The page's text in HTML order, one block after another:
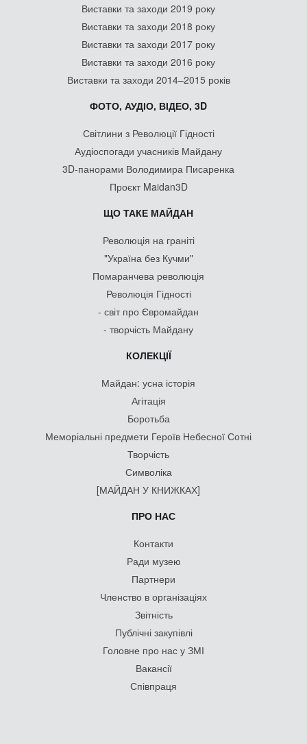
Виставки та заходи 2019 року
Виставки та заходи 2018 року
Виставки та заходи 2017 року
Виставки та заходи 2016 року
Виставки та заходи 2014–2015 років
ФОТО, АУДІО, ВІДЕО, 3D
Світлини з Революції Гідності
Аудіоспогади учасників Майдану
3D-панорами Володимира Писаренка
Проєкт Maidan3D
ЩО ТАКЕ МАЙДАН
Революція на граніті
"Україна без Кучми"
Помаранчева революція
Революція Гідності
- світ про Євромайдан
- творчість Майдану
КОЛЕКЦІЇ
Майдан: усна історія
Агітація
Боротьба
Меморіальні предмети Героїв Небесної Сотні
Творчість
Символіка
[МАЙДАН У КНИЖКАХ]
ПРО НАС
Контакти
Ради музею
Партнери
Членство в організаціях
Звітність
Публічні закупівлі
Головне про нас у ЗМІ
Вакансії
Співпраця